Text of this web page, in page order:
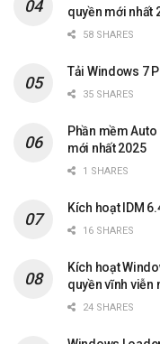
quyền mới nhất
58 SHARES
Tải Windows 7
35 SHARES
Phần mềm Auto
mới nhất 2025
1 SHARES
Kích hoạt IDM
16 SHARES
Kích hoạt
quyền vĩnh viễn
24 SHARES